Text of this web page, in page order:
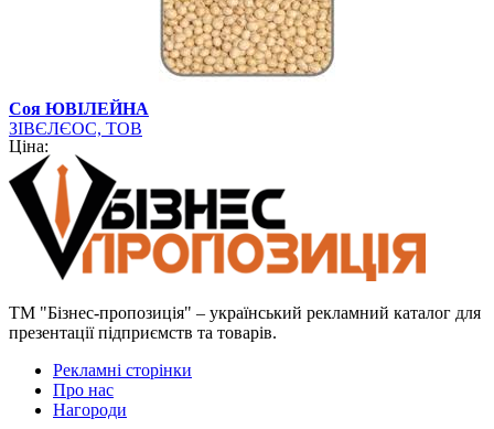
Соя ЮВІЛЕЙНА
ЗІВЄЛЄОС, ТОВ
Ціна:
ТМ "Бізнес-пропозиція" – український рекламний каталог для
презентації підприємств та товарів.
Рекламні сторінки
Про нас
Нагороди